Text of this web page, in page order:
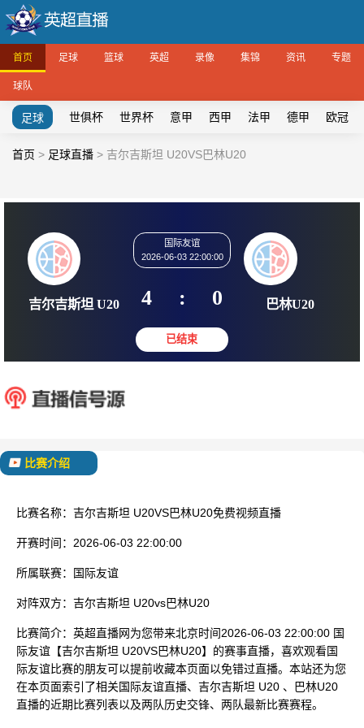
首页 足球 篮球 英超 录像 集锦 资讯 专题
球队
足球 世俱杯 世界杯 意甲 西甲 法甲 德甲 欧冠
首页 > 足球直播 > 吉尔吉斯坦 U20VS巴林U20
国际友谊
2026-06-03 22:00:00
4 : 0
比赛介绍
比赛名称： 吉尔吉斯坦 U20VS巴林U20免费视频直播
开赛时间： 2026-06-03 22:00:00
所属联赛： 国际友谊
对阵双方： 吉尔吉斯坦 U20vs巴林U20
比赛简介： 英超直播网为您带来北京时间2026-06-03 22:00:00 国
际友谊【吉尔吉斯坦 U20VS巴林U20】的赛事直播，喜欢观看国
际友谊比赛的朋友可以提前收藏本页面以免错过直播。本站还为您
在本页面索引了相关国际友谊直播、吉尔吉斯坦 U20 、巴林U20
直播的近期比赛列表以及两队历史交锋、两队最新比赛赛程。